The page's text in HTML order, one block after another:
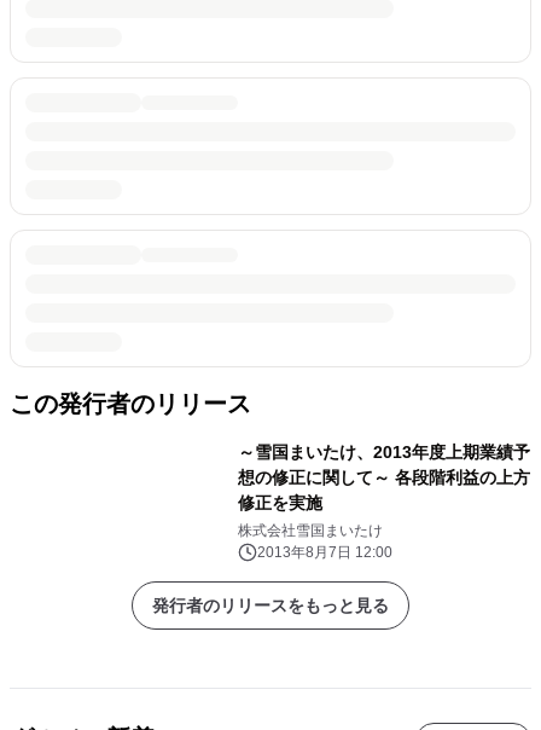
この発行者のリリース
～雪国まいたけ、2013年度上期業績予
想の修正に関して～ 各段階利益の上方
修正を実施
株式会社雪国まいたけ
2013年8月7日 12:00
発行者のリリースをもっと見る